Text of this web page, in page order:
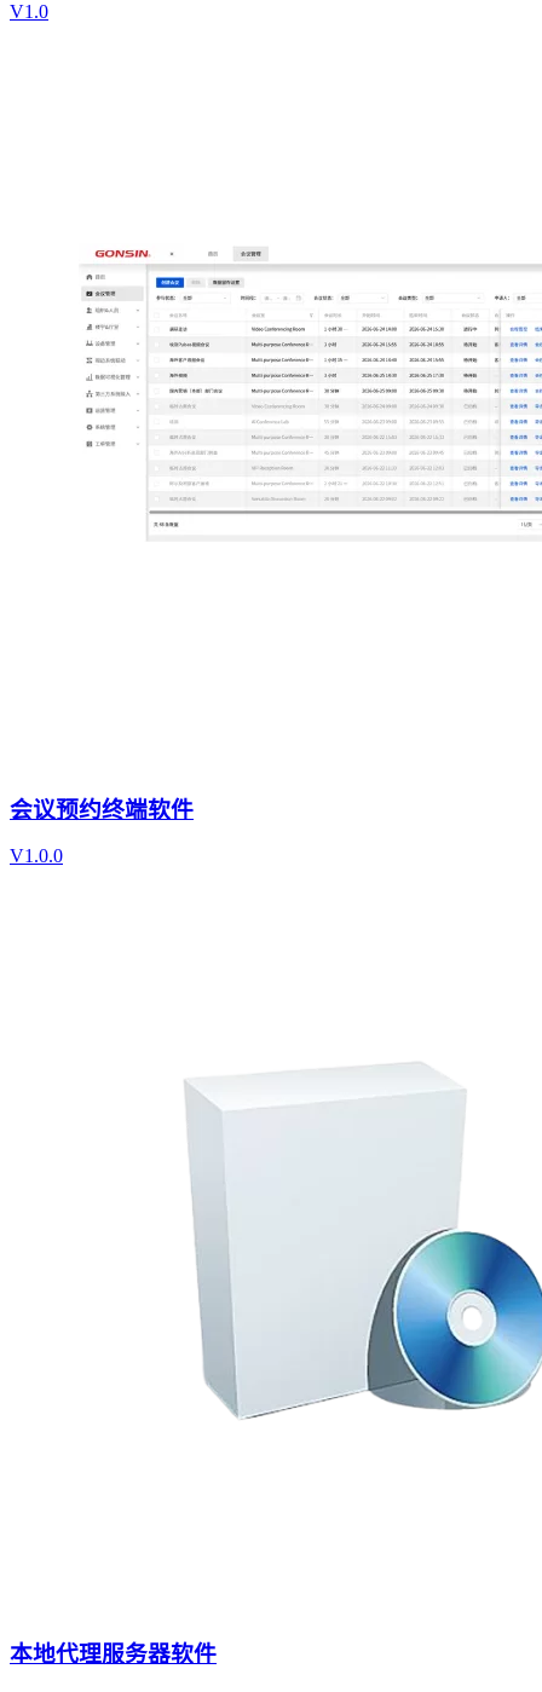
V1.0
会议预约终端软件
V1.0.0
本地代理服务器软件